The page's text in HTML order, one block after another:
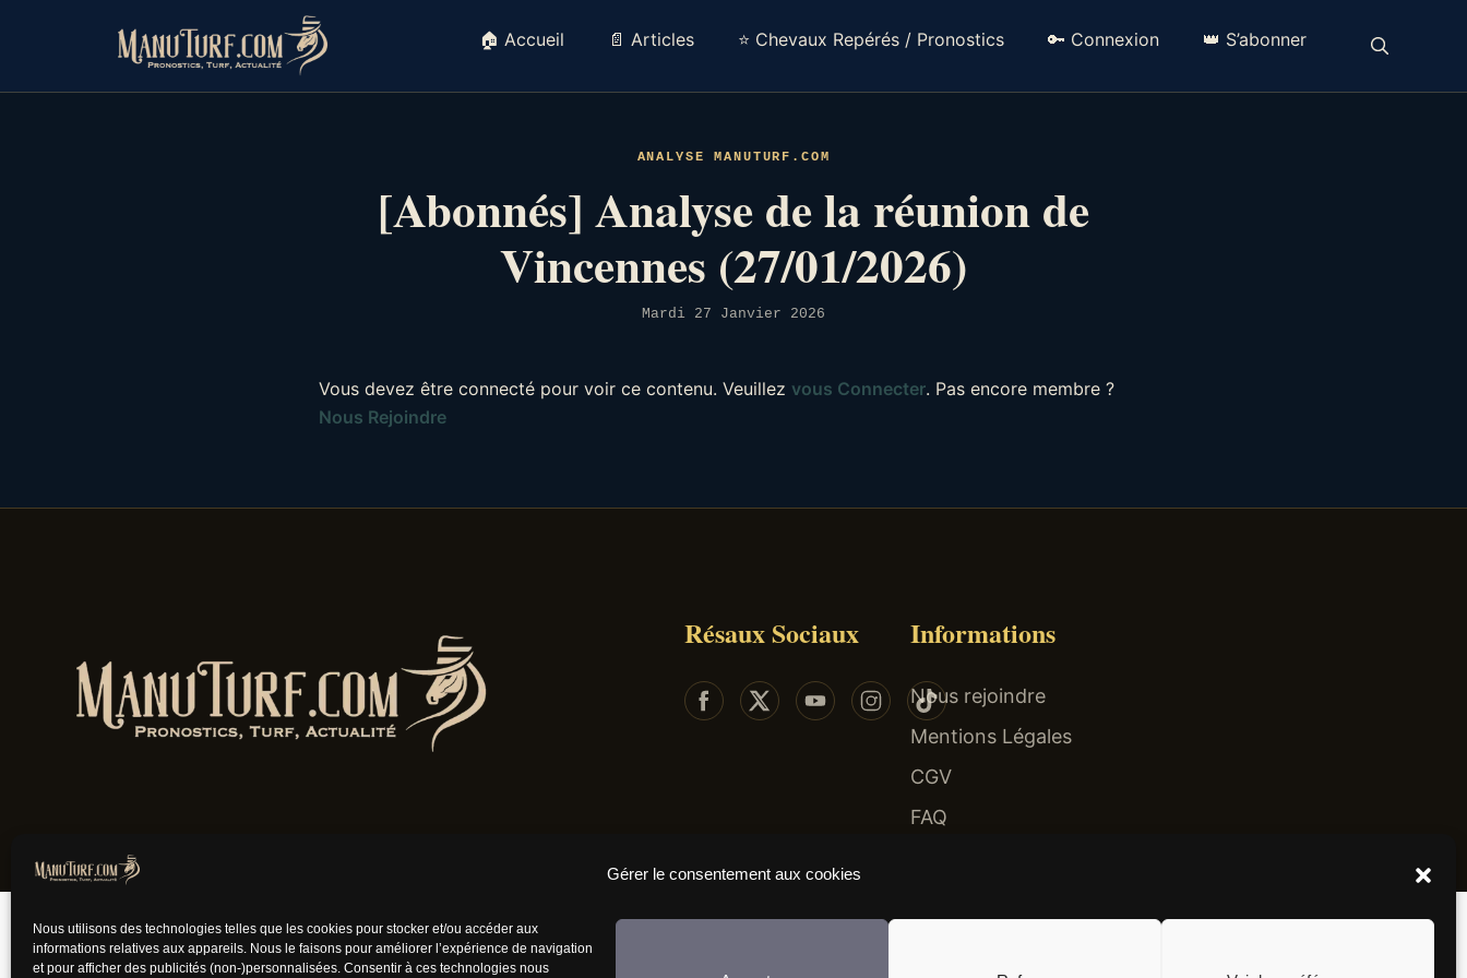
Gérer le consentement aux cookies
Nous utilisons des technologies telles que les cookies pour stocker et/ou accéder aux
informations relatives aux appareils. Nous le faisons pour améliorer l’expérience de navigation
et pour afficher des publicités (non-)personnalisées. Consentir à ces technologies nous
🏠 Accueil 📄 Articles ⭐ Chevaux Repérés / Pronostics 🔑 Connexion 👑 S’abonner
ANALYSE MANUTURF.COM
[Abonnés] Analyse de la réunion de
Vincennes (27/01/2026)
Mardi 27 Janvier 2026
Vous devez être connecté pour voir ce contenu. Veuillez vous Connecter. Pas encore membre ?
Nous Rejoindre
Résaux Sociaux Informations
Nous rejoindre
Mentions Légales
CGV
FAQ